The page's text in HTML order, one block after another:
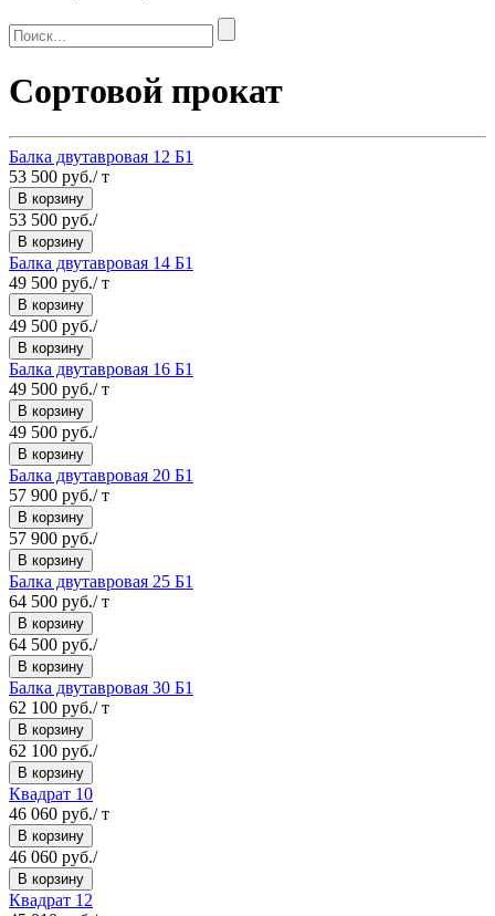
Сортовой прокат
Балка двутавровая 12 Б1
53 500 руб./ т
В корзину
53 500 руб./
В корзину
Балка двутавровая 14 Б1
49 500 руб./ т
В корзину
49 500 руб./
В корзину
Балка двутавровая 16 Б1
49 500 руб./ т
В корзину
49 500 руб./
В корзину
Балка двутавровая 20 Б1
57 900 руб./ т
В корзину
57 900 руб./
В корзину
Балка двутавровая 25 Б1
64 500 руб./ т
В корзину
64 500 руб./
В корзину
Балка двутавровая 30 Б1
62 100 руб./ т
В корзину
62 100 руб./
В корзину
Квадрат 10
46 060 руб./ т
В корзину
46 060 руб./
В корзину
Квадрат 12